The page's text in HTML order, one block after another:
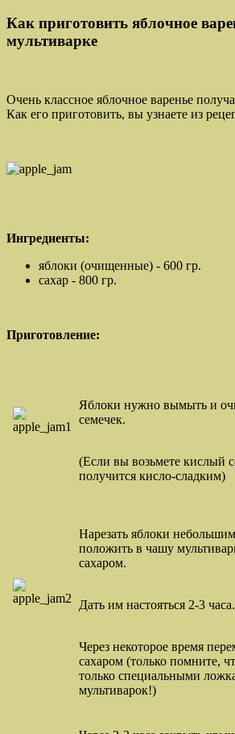
Как приготовить яблочное
мультиварке
Очень классное яблочное варенье
Как его приготовить, вы узнаете из
Ингредиенты:
яблоки (очищенные) - 600 гр.
сахар - 800 гр.
Приготовление:
Яблоки нужно вымыть и
семечек.
(Если вы возьмете кислый
получится кисло-сладким)
Нарезать яблоки
положить в чашу
сахаром.
Дать им настояться 2-3 часа.
Через некоторое время
сахаром (только помните,
только специальными
мультиварок!)